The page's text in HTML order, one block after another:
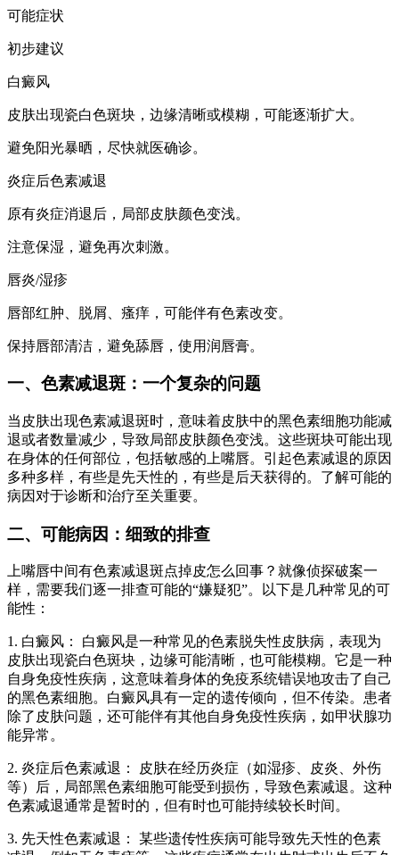
可能症状
初步建议
白癜风
皮肤出现瓷白色斑块，边缘清晰或模糊，可能逐渐扩大。
避免阳光暴晒，尽快就医确诊。
炎症后色素减退
原有炎症消退后，局部皮肤颜色变浅。
注意保湿，避免再次刺激。
唇炎/湿疹
唇部红肿、脱屑、瘙痒，可能伴有色素改变。
保持唇部清洁，避免舔唇，使用润唇膏。
一、色素减退斑：一个复杂的问题
当皮肤出现色素减退斑时，意味着皮肤中的黑色素细胞功能减
退或者数量减少，导致局部皮肤颜色变浅。这些斑块可能出现
在身体的任何部位，包括敏感的上嘴唇。引起色素减退的原因
多种多样，有些是先天性的，有些是后天获得的。了解可能的
病因对于诊断和治疗至关重要。
二、可能病因：细致的排查
上嘴唇中间有色素减退斑点掉皮怎么回事？就像侦探破案一
样，需要我们逐一排查可能的“嫌疑犯”。以下是几种常见的可
能性：
1. 白癜风： 白癜风是一种常见的色素脱失性皮肤病，表现为
皮肤出现瓷白色斑块，边缘可能清晰，也可能模糊。它是一种
自身免疫性疾病，这意味着身体的免疫系统错误地攻击了自己
的黑色素细胞。白癜风具有一定的遗传倾向，但不传染。患者
除了皮肤问题，还可能伴有其他自身免疫性疾病，如甲状腺功
能异常。
2. 炎症后色素减退： 皮肤在经历炎症（如湿疹、皮炎、外伤
等）后，局部黑色素细胞可能受到损伤，导致色素减退。这种
色素减退通常是暂时的，但有时也可能持续较长时间。
3. 先天性色素减退： 某些遗传性疾病可能导致先天性的色素